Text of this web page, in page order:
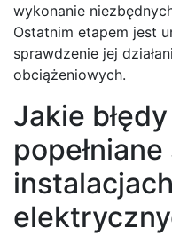
wykonanie
Ostatnim etapem jest
sprawdzenie jej
obciążeniowych.
Jakie
instalacjach